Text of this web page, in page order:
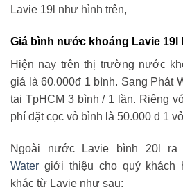
Lavie 19l như hình trên,
Giá bình nước khoáng Lavie 19l
Hiện nay trên thị trường nước
giá là 60.000đ 1 bình. Sang Phát
tại TpHCM 3 bình / 1 lần. Riêng
phí đặt cọc vỏ bình là 50.000 đ 1
Ngoài nước Lavie bình 20l ra
Water giới thiệu cho quý khách
khác từ Lavie như sau: